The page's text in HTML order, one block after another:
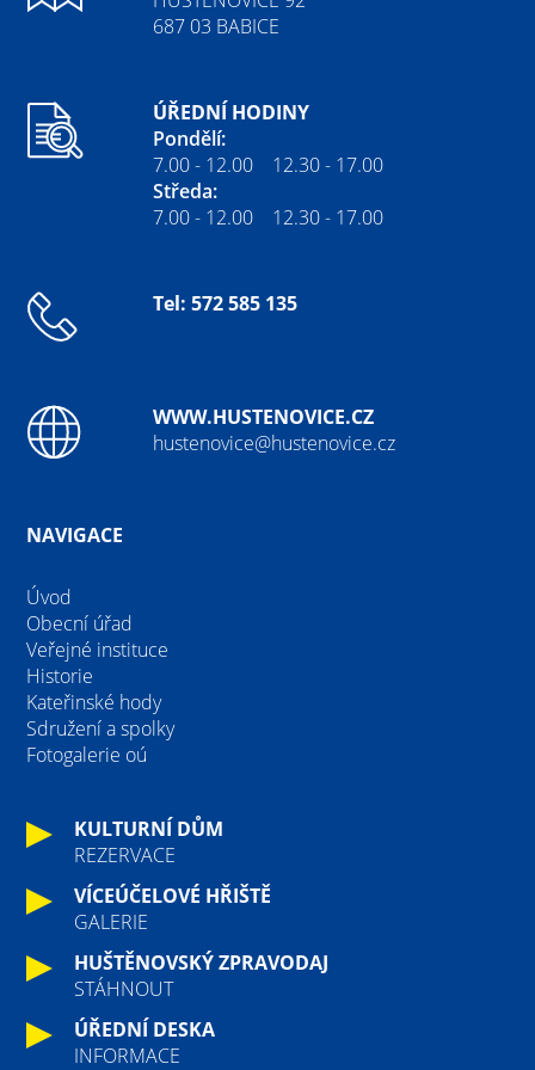
687 03 BABICE
ÚŘEDNÍ HODINY
Pondělí:
7.00 - 12.00 12.30 - 17.00
Středa:
7.00 - 12.00 12.30 - 17.00
Tel: 572 585 135
WWW.HUSTENOVICE.CZ
hustenovice@hustenovice.cz
NAVIGACE
Úvod
Obecní úřad
Veřejné instituce
Historie
Kateřinské hody
Sdružení a spolky
Fotogalerie oú
KULTURNÍ DŮM
REZERVACE
VÍCEÚČELOVÉ HŘIŠTĚ
GALERIE
HUŠTĚNOVSKÝ ZPRAVODAJ
STÁHNOUT
ÚŘEDNÍ DESKA
INFORMACE